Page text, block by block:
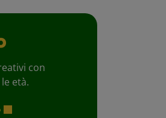
con
età.